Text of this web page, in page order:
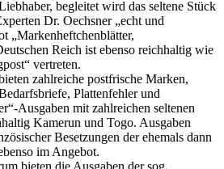
begleitet wird das seltene Stück
Dr. Oechsner „echt und
„Markenheftchenblätter,
Reich ist ebenso reichhaltig wie
vertreten.
zahlreiche postfrische Marken,
Plattenfehler und
Ausgaben mit zahlreichen seltenen
Kamerun und Togo. Ausgaben
Besetzungen der ehemals dann
im Angebot.
bieten die Ausgaben der sog.